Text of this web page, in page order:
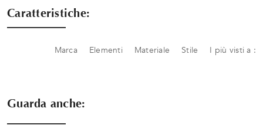
Caratteristiche:
Marca Elementi Materiale Stile I più visti a :
Guarda anche: